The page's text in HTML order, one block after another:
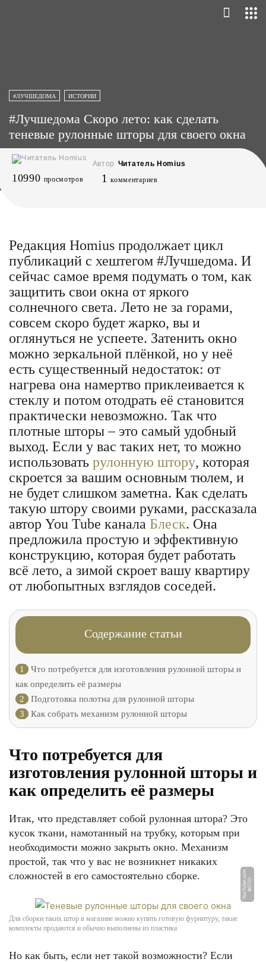
#ЛУЧШЕДОМА ИСТОРИИ
#Лучшедома Скоро лето: как сделать
теневые рулонные шторы для своего окна
Автор Читатель Homius
10990 просмотров 1 комментариев
Редакция Homius продолжает цикл
публикаций с хештегом #Лучшедома. И
сейчас самое время подумать о том, как
защитить свои окна от яркого
солнечного света. Лето не за горами,
совсем скоро будет жарко, вы и
оглянуться не успеете. Затенить окно
можно зеркальной плёнкой, но у неё
есть существенный недостаток: от
нагрева она намертво приклеивается к
стеклу и потом отодрать её становится
практически невозможно. Так что
плотные шторы – это самый удобный
выход. Если у вас таких нет, то можно
использовать рулонную штору, которая
скроется за вашим основным тюлем, и
не будет слишком заметна. Как сделать
такую штору своими руками, рассказала
автор You Tube канала Блеск. Она
предложила простую и эффективную
конструкцию, которая будет работать
всё лето, а зимой скроет вашу квартиру
от любопытных взглядов соседей.
Содержание статьи
1
Что потребуется для изготовления рулонной шторы и
как определить её размеры
2
Подготовка полотна для рулонной шторы
3
Как собрать механизм рулонной шторы
Что потребуется для
изготовления рулонной шторы и
как определить её размеры
Итак, что представляет собой рулонная штора? Это
кусок ткани, намотанный на трубку, которым при
необходимости можно закрыть окно. Механизм
простой, так что у вас не возникнет никаких
сложностей в его самостоятельно сборке.
Ф
О
Т
О:
Y
o
u
T
u
b
e.
c
o
m
Для сборки таких штор в магазине можно купить готовую фурнитуру, такие
комплекты продаются и обычно выполнены из пластика
Но как быть, если нет такой возможности? Если